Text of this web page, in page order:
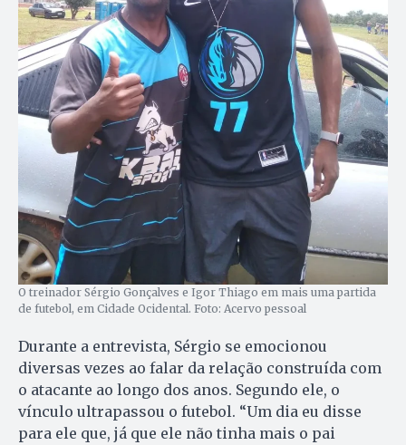
O treinador Sérgio Gonçalves e Igor Thiago em mais uma partida
de futebol, em Cidade Ocidental. Foto: Acervo pessoal
Durante a entrevista, Sérgio se emocionou
diversas vezes ao falar da relação construída com
o atacante ao longo dos anos. Segundo ele, o
vínculo ultrapassou o futebol. “Um dia eu disse
para ele que, já que ele não tinha mais o pai